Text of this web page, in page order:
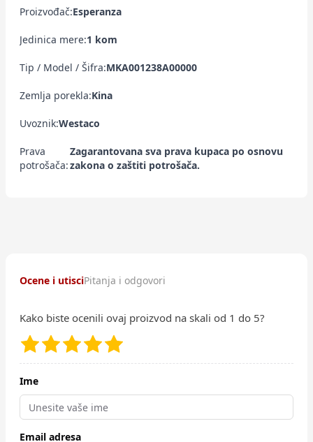
Proizvođač:Esperanza
Jedinica mere:1 kom
Tip / Model / Šifra:MKA001238A00000
Zemlja porekla:Kina
Uvoznik:Westaco
Prava
potrošača:
Zagarantovana sva prava kupaca po osnovu
zakona o zaštiti potrošača.
Ocene i utisciPitanja i odgovori
Kako biste ocenili ovaj proizvod na skali od 1 do 5?
Ime
Email adresa